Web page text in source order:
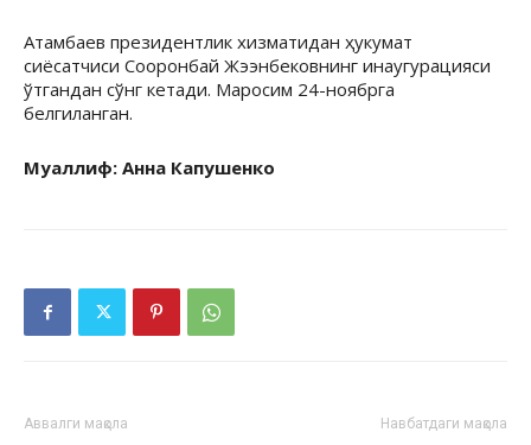
Атамбаев президентлик хизматидан ҳукумат
сиёсатчиси Сооронбай Жээнбековнинг инаугурацияси
ўтгандан сўнг кетади. Маросим 24-ноябрга
белгиланган.
Муаллиф: Анна Капушенко
Аввалги мақола Навбатдаги мақола